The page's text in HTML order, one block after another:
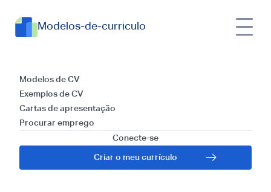
Modelos-de-curriculo
Modelos de CV
Exemplos de CV
Cartas de apresentação
Procurar emprego
Conecte-se
Criar o meu currículo
Modelos e Guia para
Redigir uma Carta
de Apresentação
para Arquiteto de